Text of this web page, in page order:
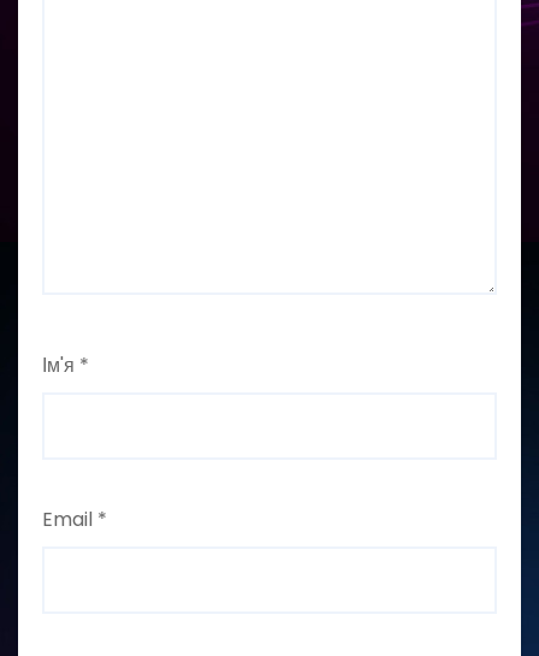
Ім'я *
Email *